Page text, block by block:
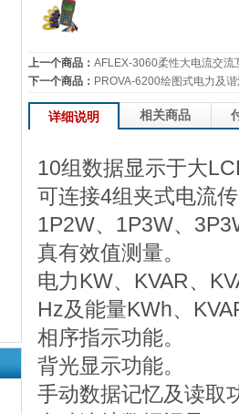
上一个商品： AFLEX-3060柔性大电流交流
下一个商品： PROVA-6200绘图式电力及
详细说明 相关商品
10组数据显示于大
可连接4组夹式电流
1P2W、1P3W、
真有效值测量。
电力KW、KVAR、
Hz及能量KWh、
相序指示功能。
背光显示功能。
手动数据记忆及读取